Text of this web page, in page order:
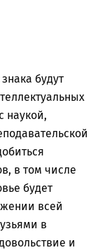
будут
наукой,
в том числе
будет
всей
в
и